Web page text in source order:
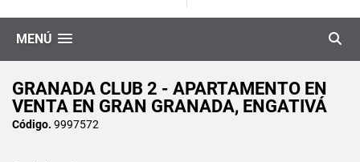
MENÚ
GRANADA CLUB 2 - APARTAMENTO EN
VENTA EN GRAN GRANADA, ENGATIVÁ
Código. 9997572